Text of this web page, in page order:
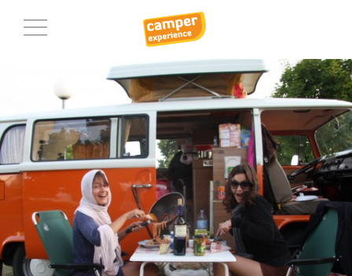
Homepage
Camper Huren
Camper Kopen
Camper Onderhoud
Meer informatie
Last minutes
Verhuur prijzen
Reviews
Over ons